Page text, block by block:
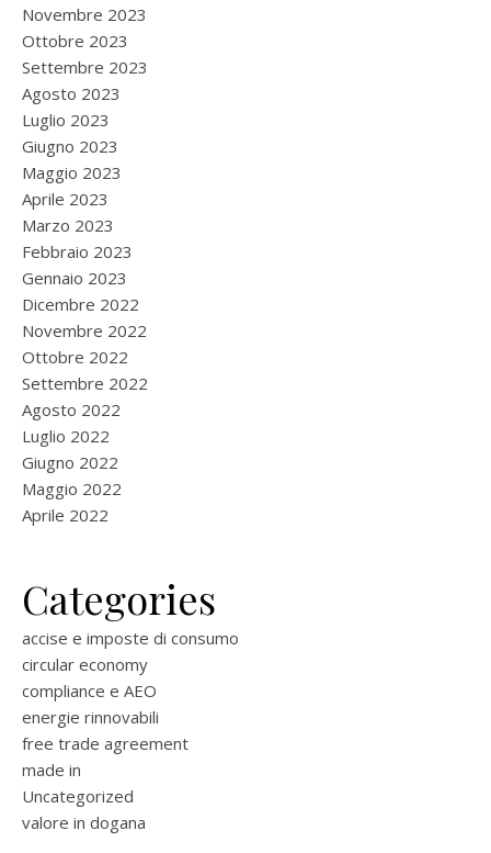
Novembre 2023
Ottobre 2023
Settembre 2023
Agosto 2023
Luglio 2023
Giugno 2023
Maggio 2023
Aprile 2023
Marzo 2023
Febbraio 2023
Gennaio 2023
Dicembre 2022
Novembre 2022
Ottobre 2022
Settembre 2022
Agosto 2022
Luglio 2022
Giugno 2022
Maggio 2022
Aprile 2022
Categories
accise e imposte di consumo
circular economy
compliance e AEO
energie rinnovabili
free trade agreement
made in
Uncategorized
valore in dogana